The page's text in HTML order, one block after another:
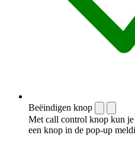
Beëindigen knop
Met call control knop kun je
een knop in de pop-up